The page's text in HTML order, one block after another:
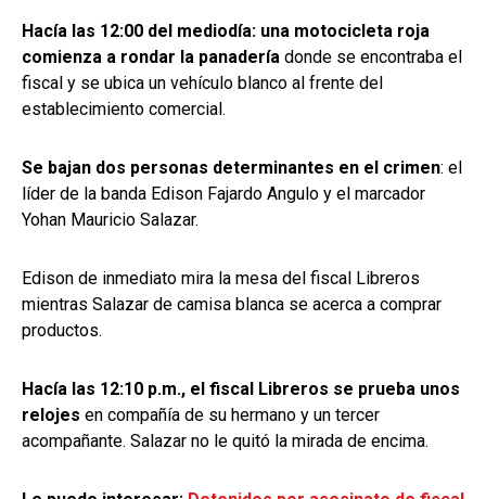
Hacía las 12:00 del mediodía: una motocicleta roja
comienza a rondar la panadería donde se encontraba el
fiscal y se ubica un vehículo blanco al frente del
establecimiento comercial.
Se bajan dos personas determinantes en el crimen: el
líder de la banda Edison Fajardo Angulo y el marcador
Yohan Mauricio Salazar.
Edison de inmediato mira la mesa del fiscal Libreros
mientras Salazar de camisa blanca se acerca a comprar
productos.
Hacía las 12:10 p.m., el fiscal Libreros se prueba unos
relojes en compañía de su hermano y un tercer
acompañante. Salazar no le quitó la mirada de encima.